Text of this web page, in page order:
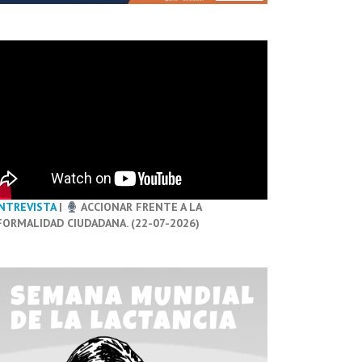
|
ACCIONAR FRENTE A LA
CIUDADANA. (22-07-2026)